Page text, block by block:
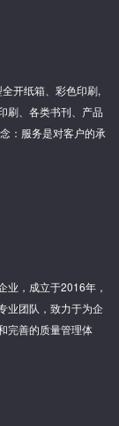
开纸箱、彩色印刷,
刷、各类书刊、产品
：服务是对客户的承
业，成立于2016年，
业团队，致力于为企
完善的质量管理体